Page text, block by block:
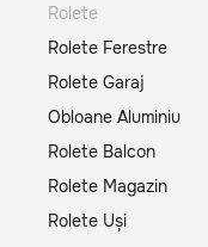
Rolete
Rolete Ferestre
Rolete Garaj
Obloane Aluminiu
Rolete Balcon
Rolete Magazin
Rolete Uși